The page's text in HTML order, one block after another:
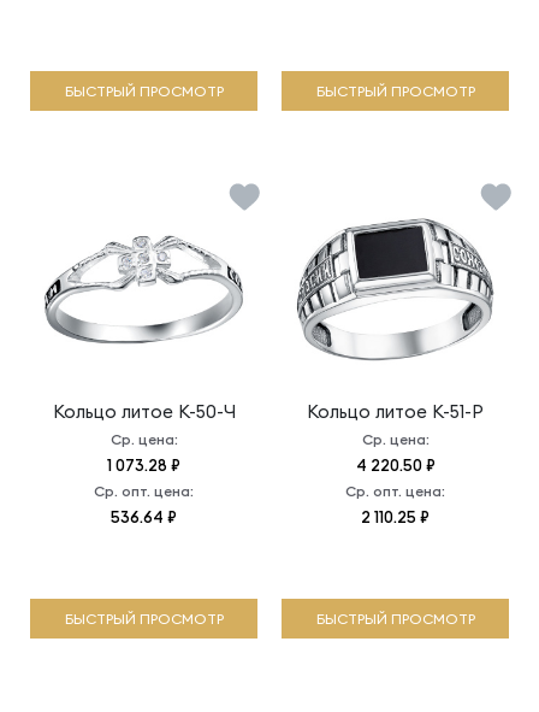
БЫСТРЫЙ ПРОСМОТР БЫСТРЫЙ ПРОСМОТР
Кольцо литое К-50-Ч
Ср. цена:
1 073.28 ₽
Ср. опт. цена:
536.64 ₽
БЫСТРЫЙ ПРОСМОТР
Кольцо литое К-51-Р
Ср. цена:
4 220.50 ₽
Ср. опт. цена:
2 110.25 ₽
БЫСТРЫЙ ПРОСМОТР